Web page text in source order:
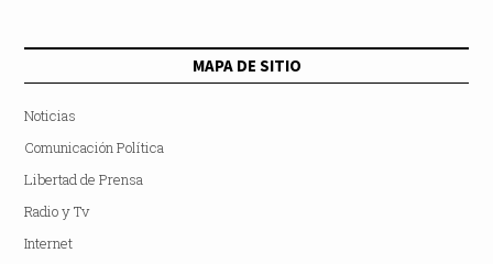
MAPA DE SITIO
Noticias
Comunicación Política
Libertad de Prensa
Radio y Tv
Internet